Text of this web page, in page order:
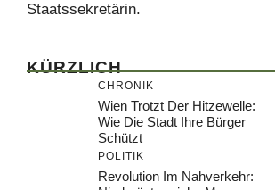
Staatssekretärin.
KÜRZLICH
CHRONIK
Wien Trotzt Der Hitzewelle:
Wie Die Stadt Ihre Bürger
Schützt
POLITIK
Revolution Im Nahverkehr: